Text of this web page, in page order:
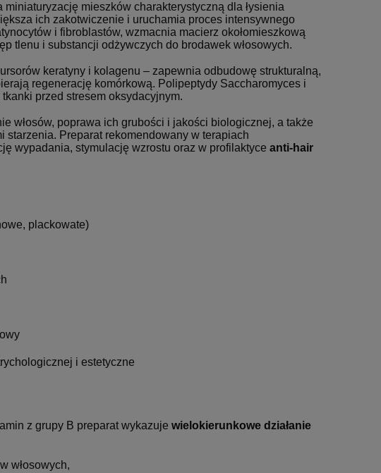
mieszków charakterystyczną dla łysienia
ich zakotwiczenie i uruchamia proces intensywnego
i fibroblastów, wzmacnia macierz okołomieszkową
tlenu i substancji odżywczych do brodawek włosowych.
keratyny i kolagenu – zapewnia odbudowę strukturalną,
regenerację komórkową. Polipeptydy Saccharomyces i
przed stresem oksydacyjnym.
włosów, poprawa ich grubości i jakości biologicznej, a także
starzenia. Preparat rekomendowany w terapiach
wypadania, stymulację wzrostu oraz w profilaktyce anti-hair
plackowate)
i estetyczne
z grupy B preparat wykazuje wielokierunkowe działanie
włosowych,